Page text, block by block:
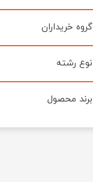
گروه خریداران
نوع رشته
برند محصول